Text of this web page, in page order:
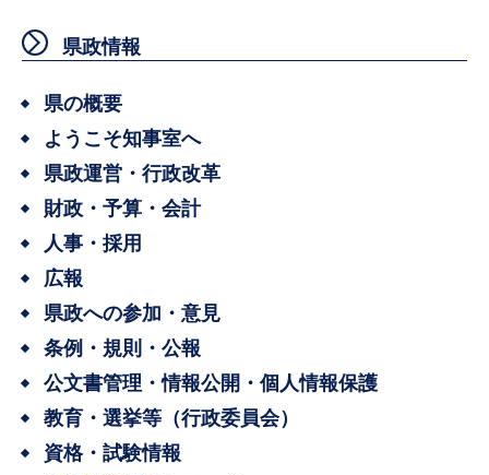
県政情報
県の概要
ようこそ知事室へ
県政運営・行政改革
財政・予算・会計
人事・採用
広報
県政への参加・意見
条例・規則・公報
公文書管理・情報公開・個人情報保護
教育・選挙等（行政委員会）
資格・試験情報